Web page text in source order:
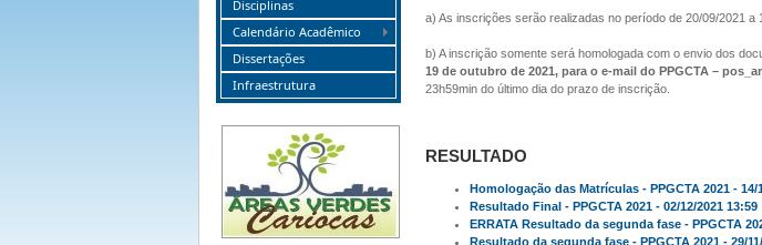
Disciplinas
Calendário Acadêmico
Dissertações
Infraestrutura
a) As inscrições serão realizadas no período de 20/09/2021 a
b) A inscrição somente será homologada com o envio dos
19 de outubro de 2021, para o e-mail do PPGCTA –
23h59min do último dia do prazo de inscrição.
RESULTADO
Homologação das Matrículas - PPGCTA 2021 - 14/
Resultado Final - PPGCTA 2021 - 02/12/2021 13:59
ERRATA Resultado da segunda fase - PPGCTA
Resultado da segunda fase - PPGCTA 2021 - 29/